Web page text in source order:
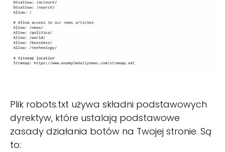
Plik robots.txt używa składni podstawowych
dyrektyw, które ustalają podstawowe
zasady działania botów na Twojej stronie. Są
to: